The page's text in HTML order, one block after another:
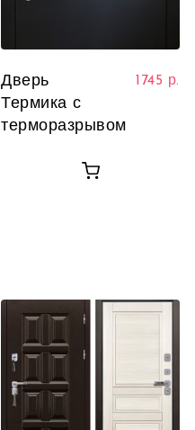
Дверь
Термика с
терморазрывом
1745 р.